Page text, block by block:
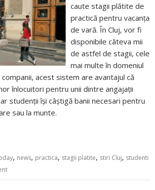
caute stagii plătite de
practică pentru vacanţa
de vară. În Cluj, vor fi
disponibile câteva mii
de astfel de stagii, cele
mai multe în domeniul
acest sistem are avantajul că
înlocuitori pentru unii dintre angajaţii
studenţii îşi câştigă banii necesari pentru
sau la munte.
, news, practica, stagii platite, stiri Cluj, studenti